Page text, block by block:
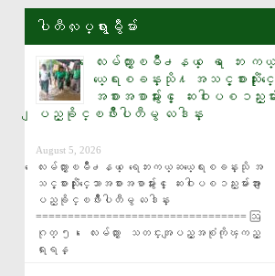
ပါတီလႈပ္ရွားမွဳမ်ား
ေလးမ်က္ႏွာၿမိဳ႕နယ္ ေရ ေဘး က
ယ္ေရးစခန္းသို႔ အသင့္စားသုံးႏိုင္ေ
အစားအစာမ်ားႏွင့္ ေဆးဝါးပစၥည္းမ်ား
ျပည္ခိုင္ၿဖိဳးပါတီမွ လႉဒါန္း
August 5, 2026
ေလးမ်က္ႏွာၿမိဳ႕နယ္ ေရေဘးကယ္ဆယ္ေရးစခန္းသို အ
သင့္စားသုံးႏိုင္ေသာအစားအစာမ်ားႏွင့္ ေဆးဝါးပစၥည္းမ်ားအား ျ
ပည္ခိုင္ၿဖိဳးပါတီမွ လႉဒါန္း
================================= ဩ
ဂုတ္ ၅၊ ေလးမ်က္ႏွာ   သတင္းအျပည့္အစံုကိုၾကည့္
ရႈရန္